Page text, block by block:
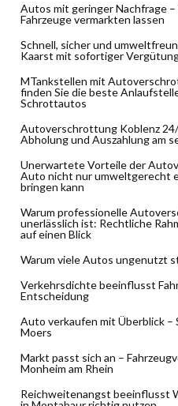
Autos mit geringer Nachfrage
Fahrzeuge vermarkten lassen
Schnell, sicher und
Kaarst mit sofortiger
MTankstellen mit
finden Sie die beste
Schrottautos
Autoverschrottung Koblenz
Abholung und Auszahlung am
Unerwartete Vorteile der
Auto nicht nur umweltgerecht
bringen kann
Warum professionelle
unerlässlich ist: Rechtliche
auf einen Blick
Warum viele Autos ungenutzt
Verkehrsdichte beeinflusst
Entscheidung
Auto verkaufen mit Überblick
Moers
Markt passt sich an –
Monheim am Rhein
Reichweitenangst beeinflusst